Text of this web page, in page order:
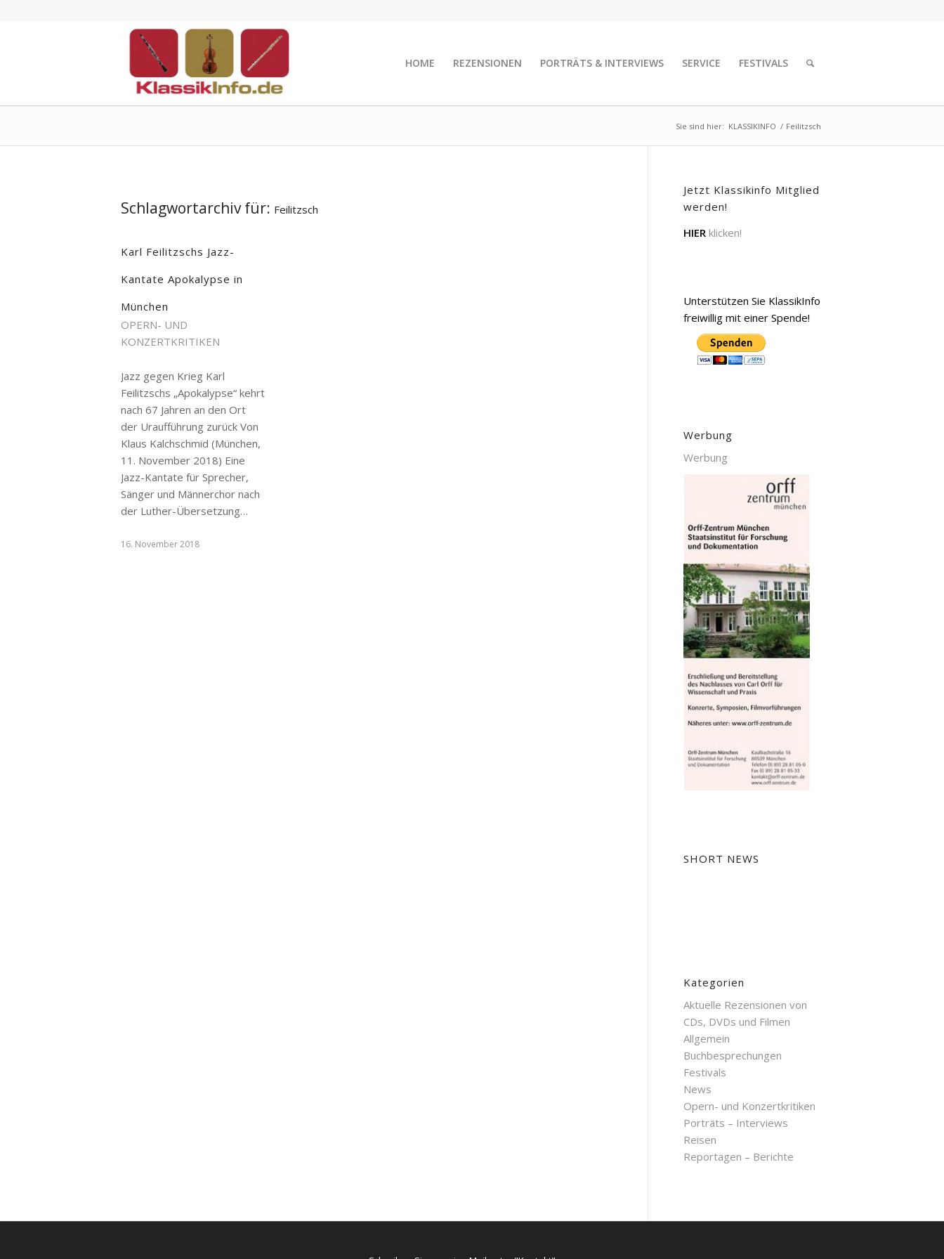
HOME REZENSIONEN PORTRÄTS & INTERVIEWS SERVICE FESTIVALS
Sie sind hier: KLASSIKINFO / Feilitzsch
Schlagwortarchiv für: Feilitzsch
Karl Feilitzschs Jazz-
Kantate Apokalypse in
München
OPERN- UND
KONZERTKRITIKEN
Jazz gegen Krieg Karl
Feilitzschs „Apokalypse“ kehrt
nach 67 Jahren an den Ort
der Uraufführung zurück Von
Klaus Kalchschmid (München,
11. November 2018) Eine
Jazz-Kantate für Sprecher,
Sänger und Männerchor nach
der Luther-Übersetzung…
16. November 2018
Jetzt Klassikinfo Mitglied
werden!
HIER klicken!
Unterstützen Sie KlassikInfo
freiwillig mit einer Spende!
Werbung
Werbung
SHORT NEWS
Kategorien
Aktuelle Rezensionen von
CDs, DVDs und Filmen
Allgemein
Buchbesprechungen
Festivals
News
Opern- und Konzertkritiken
Porträts – Interviews
Reisen
Reportagen – Berichte